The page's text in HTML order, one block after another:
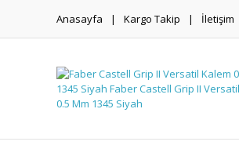
Anasayfa Kargo Takip İletişim